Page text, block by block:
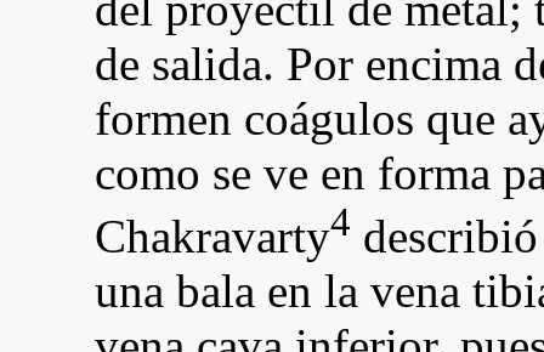
de salida. Por encima
formen coágulos que
como se ve en forma
Chakravarty4
una bala en la vena